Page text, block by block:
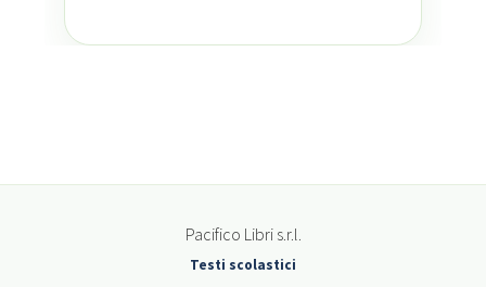
Pacifico Libri s.r.l.
Testi scolastici